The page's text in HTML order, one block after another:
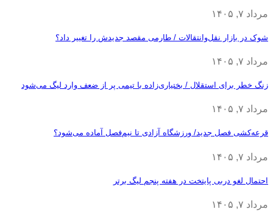
مرداد ۷, ۱۴۰۵
شوک در بازار نقل‌وانتقالات / طارمی مقصد جدیدش را تغییر داد؟
مرداد ۷, ۱۴۰۵
زنگ خطر برای استقلال / بختیاری‌زاده با تیمی پر از ضعف وارد لیگ می‌شود
مرداد ۷, ۱۴۰۵
قرعه‎‌کشی فصل جدید/ ورزشگاه آزادی تا نیم‌فصل آماده می‌شود؟
مرداد ۷, ۱۴۰۵
احتمال لغو دربی پایتخت در هفته پنجم لیگ برتر
مرداد ۷, ۱۴۰۵